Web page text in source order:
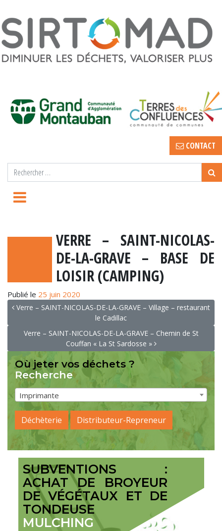
CONTACT
VERRE – SAINT-NICOLAS-
DE-LA-GRAVE – BASE DE
LOISIR (CAMPING)
Publié le 25 juin 2020
NAVIGATION
Verre – SAINT-NICOLAS-DE-LA-GRAVE – Village – restaurant
le Cadillac
Verre – SAINT-NICOLAS-DE-LA-GRAVE – Chemin de St
Couffan « La St Sardosse »
Où jeter vos déchets ?
Recherche
Imprimante
Déchèterie Distributeur-Repreneur
SUBVENTIONS :
ACHAT DE BROYEUR
DE VÉGÉTAUX ET DE
TONDEUSE
MULCHING